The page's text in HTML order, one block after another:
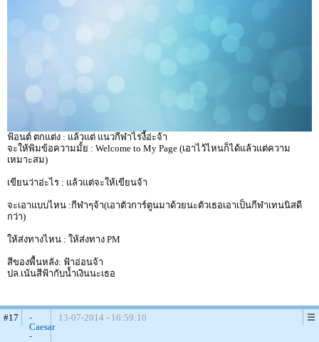
ฟ้อนต์ ตกแต่ง : แล้วแต่ แนวกีฬาไรงี้อ่ะจ้า
จะให้พิมข้อความมั้ย : Welcome to My Page (เอาไว้ไหนก็ได้แล้วแต่ความ
เหมาะสม)
เขียนว่าอ่ะไร : แล้วแต่จะให้เขียนจ้า
จะเอาแบบไหน :กีฬาๆจ้า(เอาตัวการ์ตูนมาด้วยนะตัวเธอเอาเป็นกีฬาเทนนิสดี
กว่า)
ให้ส่งทางไหน : ให้ส่งทาง PM
สีของพื้นหลัง: ฟ้าอ่อนจ้า
ปล.เน้นสีฟ้ากับน้ำเงินนะเธอ
#17
-
Caesar
-
13-07-2014 - 16:59:10